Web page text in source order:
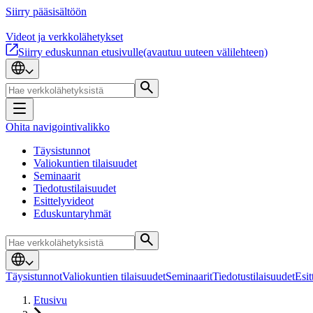
Siirry pääsisältöön
Videot ja verkkolähetykset
Siirry eduskunnan etusivulle(avautuu uuteen välilehteen)
Ohita navigointivalikko
Täysistunnot
Valiokuntien tilaisuudet
Seminaarit
Tiedotustilaisuudet
Esittelyvideot
Eduskuntaryhmät
TäysistunnotValiokuntien tilaisuudetSeminaaritTiedotustilaisuudet
Etusivu